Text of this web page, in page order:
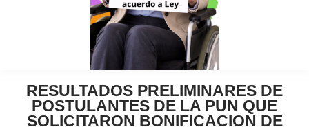
RESULTADOS PRELIMINARES DE
POSTULANTES DE LA PUN QUE
SOLICITARON BONIFICACION DE